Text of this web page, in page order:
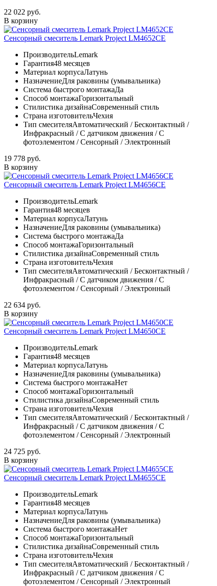
22 022 руб.
В корзину
Сенсорный смеситель Lemark Project LM4652CE
ПроизводительLemark
Гарантия48 месяцев
Материал корпусаЛатунь
НазначениеДля раковины (умывальника)
Система быстрого монтажаДа
Способ монтажаГоризонтальный
Стилистика дизайнаСовременный стиль
Страна изготовительЧехия
Тип смесителяАвтоматический / Бесконтактный /
Инфракрасный / С датчиком движения / С
фотоэлементом / Сенсорный / Электронный
19 778 руб.
В корзину
Сенсорный смеситель Lemark Project LM4656CE
ПроизводительLemark
Гарантия48 месяцев
Материал корпусаЛатунь
НазначениеДля раковины (умывальника)
Система быстрого монтажаДа
Способ монтажаГоризонтальный
Стилистика дизайнаСовременный стиль
Страна изготовительЧехия
Тип смесителяАвтоматический / Бесконтактный /
Инфракрасный / С датчиком движения / С
фотоэлементом / Сенсорный / Электронный
22 634 руб.
В корзину
Сенсорный смеситель Lemark Project LM4650CE
ПроизводительLemark
Гарантия48 месяцев
Материал корпусаЛатунь
НазначениеДля раковины (умывальника)
Система быстрого монтажаНет
Способ монтажаГоризонтальный
Стилистика дизайнаСовременный стиль
Страна изготовительЧехия
Тип смесителяАвтоматический / Бесконтактный /
Инфракрасный / С датчиком движения / С
фотоэлементом / Сенсорный / Электронный
24 725 руб.
В корзину
Сенсорный смеситель Lemark Project LM4655CE
ПроизводительLemark
Гарантия48 месяцев
Материал корпусаЛатунь
НазначениеДля раковины (умывальника)
Система быстрого монтажаНет
Способ монтажаГоризонтальный
Стилистика дизайнаСовременный стиль
Страна изготовительЧехия
Тип смесителяАвтоматический / Бесконтактный /
Инфракрасный / С датчиком движения / С
фотоэлементом / Сенсорный / Электронный